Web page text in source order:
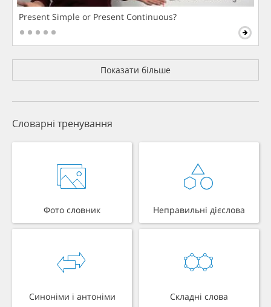
Present Simple or Present Continuous?
Показати більше
Словарні тренування
Фото словник Неправильні дієслова
Синоніми і антоніми Складні слова